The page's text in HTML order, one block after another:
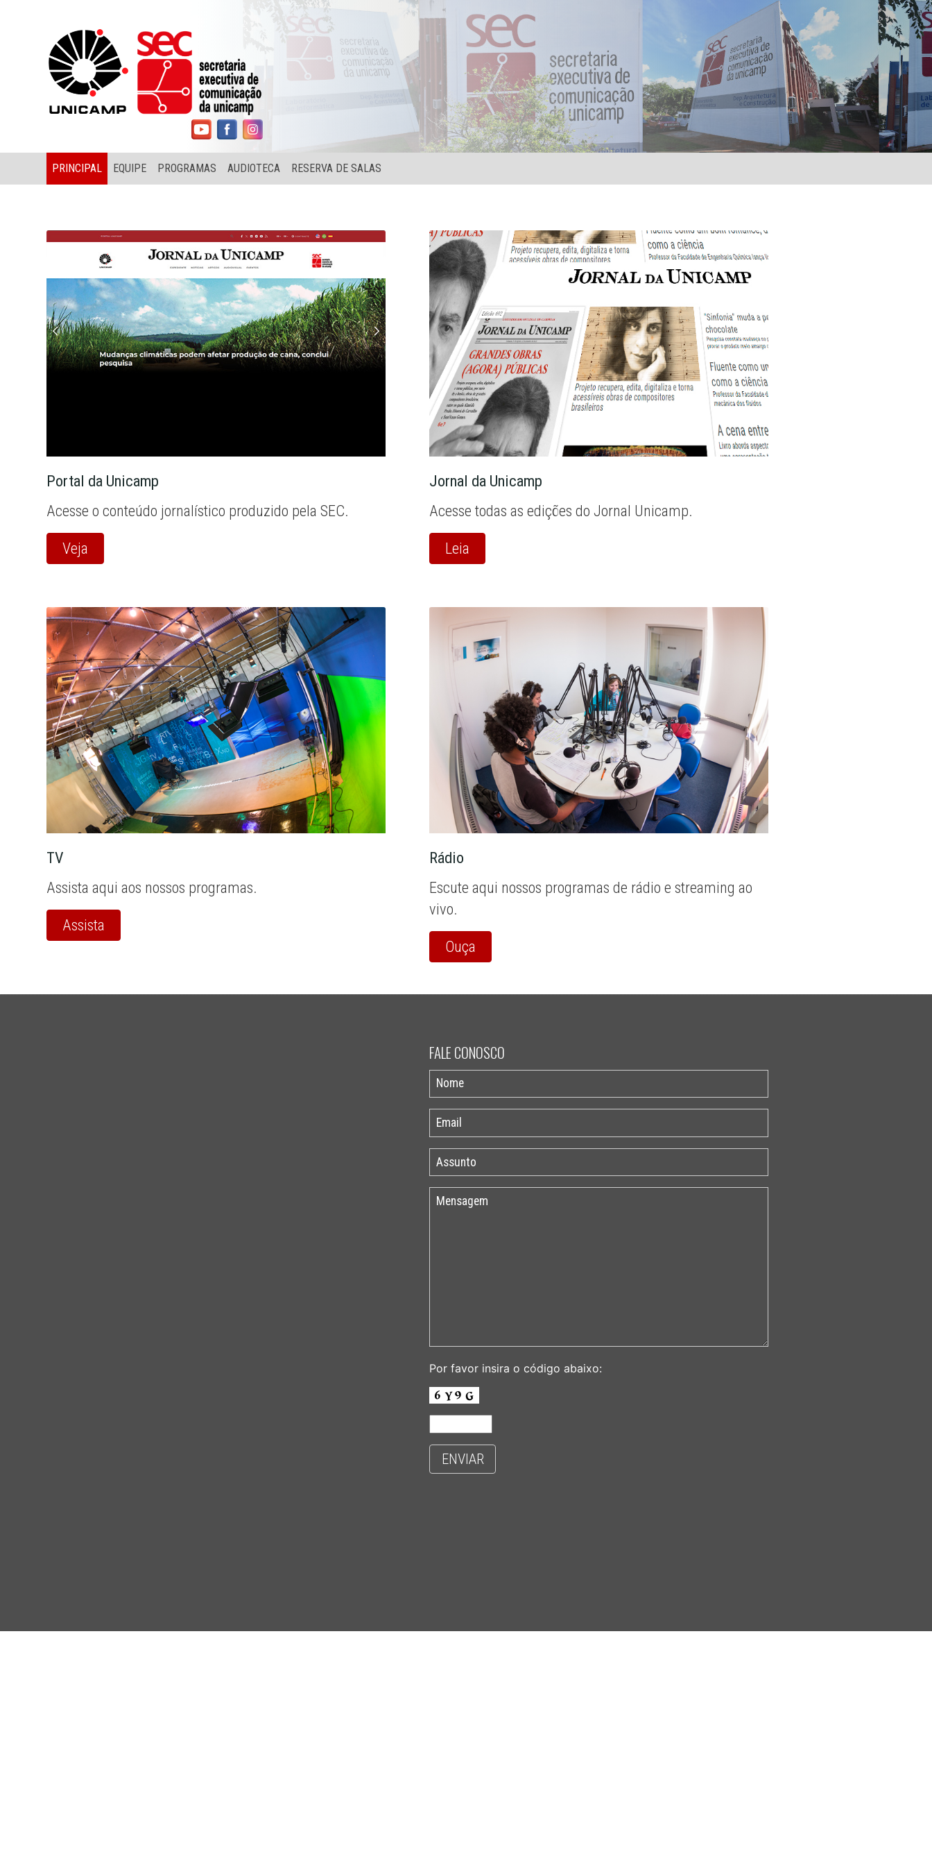
PRINCIPAL EQUIPE PROGRAMAS AUDIOTECA RESERVA DE SALAS
Portal da Unicamp
Acesse o conteúdo jornalístico produzido pela SEC.
Veja
Jornal da Unicamp
Acesse todas as edições do Jornal Unicamp.
Leia
TV
Assista aqui aos nossos programas.
Assista
Rádio
Escute aqui nossos programas de rádio e streaming ao
vivo.
Ouça
FALE CONOSCO
Por favor insira o código abaixo:
ENVIAR